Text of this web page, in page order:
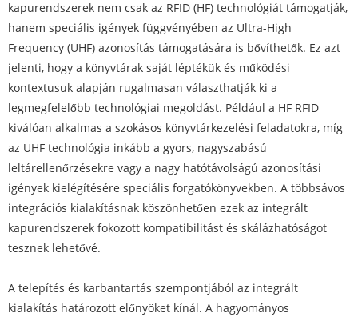
kapurendszerek nem csak az RFID (HF) technológiát támogatják,
hanem speciális igények függvényében az Ultra-High
Frequency (UHF) azonosítás támogatására is bővíthetők. Ez azt
jelenti, hogy a könyvtárak saját léptékük és működési
kontextusuk alapján rugalmasan választhatják ki a
legmegfelelőbb technológiai megoldást. Például a HF RFID
kiválóan alkalmas a szokásos könyvtárkezelési feladatokra, míg
az UHF technológia inkább a gyors, nagyszabású
leltárellenőrzésekre vagy a nagy hatótávolságú azonosítási
igények kielégítésére speciális forgatókönyvekben. A többsávos
integrációs kialakításnak köszönhetően ezek az integrált
kapurendszerek fokozott kompatibilitást és skálázhatóságot
tesznek lehetővé.
A telepítés és karbantartás szempontjából az integrált
kialakítás határozott előnyöket kínál. A hagyományos